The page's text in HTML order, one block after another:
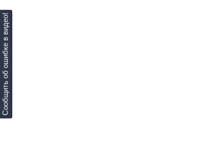
Сообщить об ошибке в видео!